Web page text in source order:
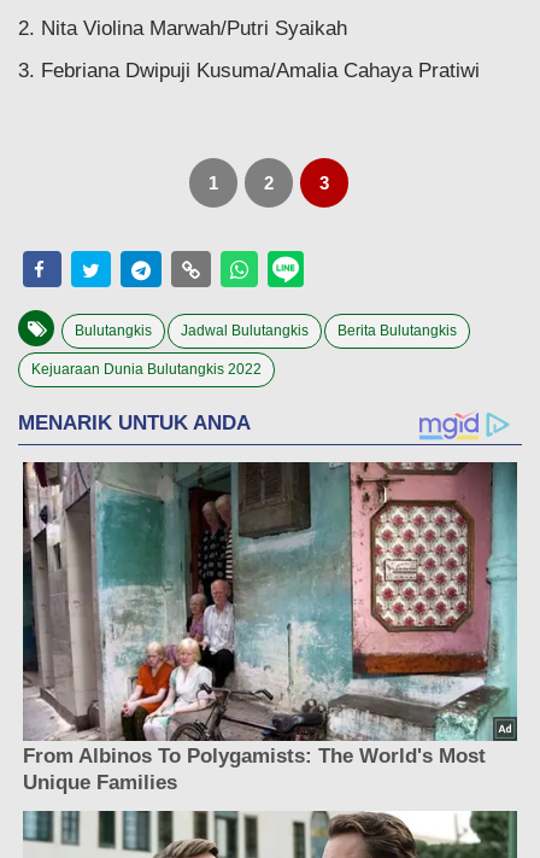
2. Nita Violina Marwah/Putri Syaikah
3. Febriana Dwipuji Kusuma/Amalia Cahaya Pratiwi
1 2 3
Bulutangkis Jadwal Bulutangkis Berita Bulutangkis
Kejuaraan Dunia Bulutangkis 2022